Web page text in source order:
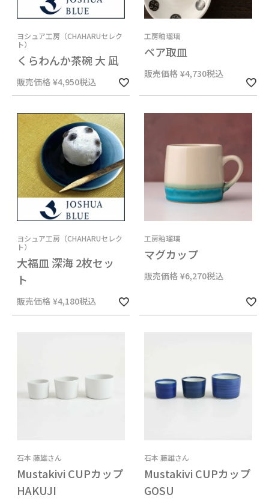
ヨシュア工房（CHAHARUセレク
ト）
くらわんか茶碗 大 凪
販売価格 ¥4,950税込
工房釉瑠璃
ペア取皿
販売価格 ¥4,730税込
ヨシュア工房（CHAHARUセレク
ト）
大福皿 深海 2枚セッ
ト
販売価格 ¥4,180税込
工房釉瑠璃
マグカップ
販売価格 ¥6,270税込
石本 藤雄さん
Mustakivi CUPカップ
HAKUJI
石本 藤雄さん
Mustakivi CUPカップ
GOSU